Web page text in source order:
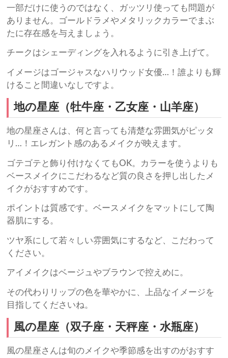
一部だけに使うのではなく、ガッツリ使っても問題が
ありません。ゴールドラメやメタリックカラーでまぶ
たに存在感を与えましょう。
チークはシェーディングを入れるように引き上げて。
イメージはゴージャスなハリウッド女優…！誰よりも輝
けること間違いなしですよ。
地の星座（牡牛座・乙女座・山羊座）
地の星座さんは、何と言っても清楚な雰囲気がピッタ
リ…！エレガント感のあるメイクが映えます。
ゴテゴテと飾り付けなくてもOK。カラーを使うよりも
ベースメイクにこだわるなど質の良さを押し出したメ
イクがおすすめです。
ポイントは質感です。ベースメイクをマットにして陶
器肌にする。
ツヤ系にして若々しい雰囲気にするなど、こだわって
ください。
アイメイクはベージュやブラウンで控えめに。
その代わりリップの色を華やかに、上品なイメージを
目指してくださいね。
風の星座（双子座・天秤座・水瓶座）
風の星座さんは旬のメイクや季節感を出すのがおすす